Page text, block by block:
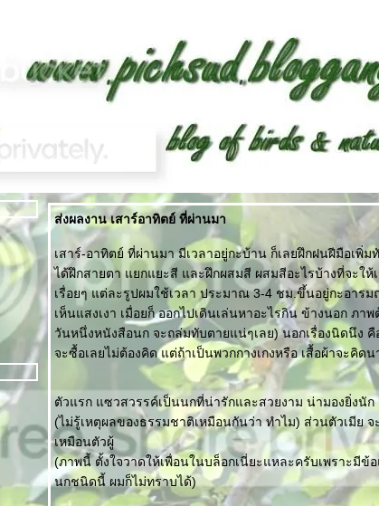
ส่งผลงาน เสาร์อาทิตย์ ที่ผ่านมา
เสาร์-อาทิตย์ ที่ผ่านมา มีเวลาอยู่กะบ้าน ก็เลยฝึกฝนฝีมือเพิ่
ได้ฝึกสายตา แยกแยะสี และฝึกผสมสี ผสมสีอะไรบ้างที่จะใ
เรื่อยๆ แต่ละรูปผมใช้เวลา ประมาณ 3-4 ชม.ขึ้นอยู่กะอารม
เห็นแสงเงา เมื่อยก็ ออกไปเดินเล่นหาอะไรกิน ข้างนอก ภ
วันหนึ่งหนังสือนก จะถล่มทับตายแน่ๆเลย) นอกเรื่องนิดนึง
จะซื้อเลยไม่ต้องคิด แต่ถ้าเป็นพวกกางเกงหรือ เสื้อผ้าจะคิ
ตัวแรก แซวสวรรค์เป็นนกที่น่ารักและสวยงาม น่ามองยิ่งนั
(ไม่รู้เหตุผลของธรรมชาติเหมือนกันว่า ทำไม) ส่วนตัวเมีย
เหมือนตัวผู้
(ภาพนี้ ตั้งใจวาดให้เพื่อนในบล็อกเนี่ยะแหละครับเพราะมีข้
นกชนิดนี้ ผมก็ไม่ทราบได้)